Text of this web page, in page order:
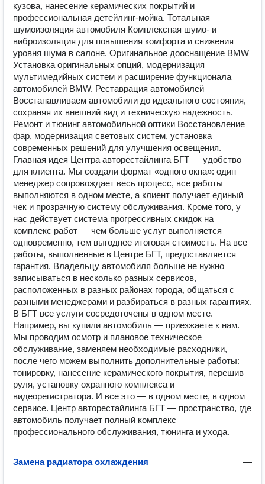
кузова, нанесение керамических покрытий и
профессиональная детейлинг‑мойка. Тотальная
шумоизоляция автомобиля Комплексная шумо‑ и
виброизоляция для повышения комфорта и снижения
уровня шума в салоне. Оригинальное дооснащение BMW
Установка оригинальных опций, модернизация
мультимедийных систем и расширение функционала
автомобилей BMW. Реставрация автомобилей
Восстанавливаем автомобили до идеального состояния,
сохраняя их внешний вид и техническую надежность.
Ремонт и тюнинг автомобильной оптики Восстановление
фар, модернизация световых систем, установка
современных решений для улучшения освещения.
Главная идея Центра авторестайлинга БГТ — удобство
для клиента. Мы создали формат «одного окна»: один
менеджер сопровождает весь процесс, все работы
выполняются в одном месте, а клиент получает единый
чек и прозрачную систему обслуживания. Кроме того, у
нас действует система прогрессивных скидок на
комплекс работ — чем больше услуг выполняется
одновременно, тем выгоднее итоговая стоимость. На все
работы, выполненные в Центре БГТ, предоставляется
гарантия. Владельцу автомобиля больше не нужно
записываться в несколько разных сервисов,
расположенных в разных районах города, общаться с
разными менеджерами и разбираться в разных гарантиях.
В БГТ все услуги сосредоточены в одном месте.
Например, вы купили автомобиль — приезжаете к нам.
Мы проводим осмотр и плановое техническое
обслуживание, заменяем необходимые расходники,
после чего можем выполнить дополнительные работы:
тонировку, нанесение керамического покрытия, перешив
руля, установку охранного комплекса и
видеорегистратора. И все это — в одном месте, в одном
сервисе. Центр авторестайлинга БГТ — пространство, где
автомобиль получает полный комплекс
профессионального обслуживания, тюнинга и ухода.
Замена радиатора охлаждения —